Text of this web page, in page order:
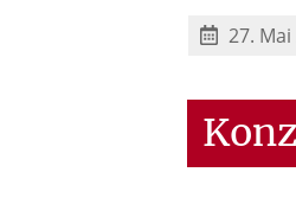
27.